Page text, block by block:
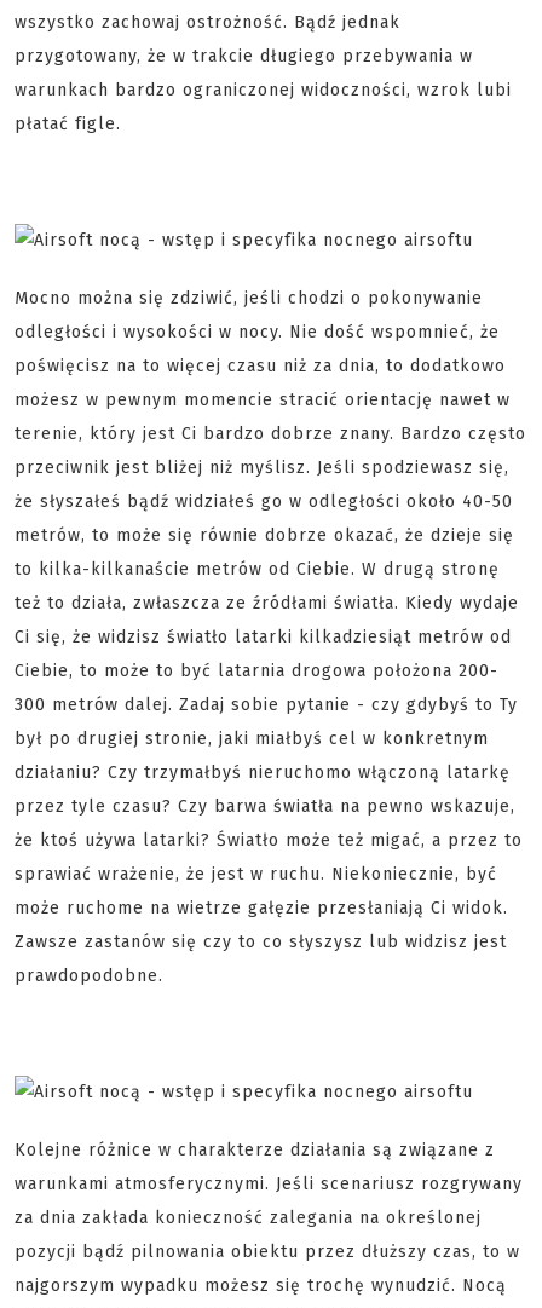
wszystko zachowaj ostrożność. Bądź jednak
przygotowany, że w trakcie długiego przebywania w
warunkach bardzo ograniczonej widoczności, wzrok lubi
płatać figle.
Mocno można się zdziwić, jeśli chodzi o pokonywanie
odległości i wysokości w nocy. Nie dość wspomnieć, że
poświęcisz na to więcej czasu niż za dnia, to dodatkowo
możesz w pewnym momencie stracić orientację nawet w
terenie, który jest Ci bardzo dobrze znany. Bardzo często
przeciwnik jest bliżej niż myślisz. Jeśli spodziewasz się,
że słyszałeś bądź widziałeś go w odległości około 40-50
metrów, to może się równie dobrze okazać, że dzieje się
to kilka-kilkanaście metrów od Ciebie. W drugą stronę
też to działa, zwłaszcza ze źródłami światła. Kiedy wydaje
Ci się, że widzisz światło latarki kilkadziesiąt metrów od
Ciebie, to może to być latarnia drogowa położona 200-
300 metrów dalej. Zadaj sobie pytanie - czy gdybyś to Ty
był po drugiej stronie, jaki miałbyś cel w konkretnym
działaniu? Czy trzymałbyś nieruchomo włączoną latarkę
przez tyle czasu? Czy barwa światła na pewno wskazuje,
że ktoś używa latarki? Światło może też migać, a przez to
sprawiać wrażenie, że jest w ruchu. Niekoniecznie, być
może ruchome na wietrze gałęzie przesłaniają Ci widok.
Zawsze zastanów się czy to co słyszysz lub widzisz jest
prawdopodobne.
Kolejne różnice w charakterze działania są związane z
warunkami atmosferycznymi. Jeśli scenariusz rozgrywany
za dnia zakłada konieczność zalegania na określonej
pozycji bądź pilnowania obiektu przez dłuższy czas, to w
najgorszym wypadku możesz się trochę wynudzić. Nocą